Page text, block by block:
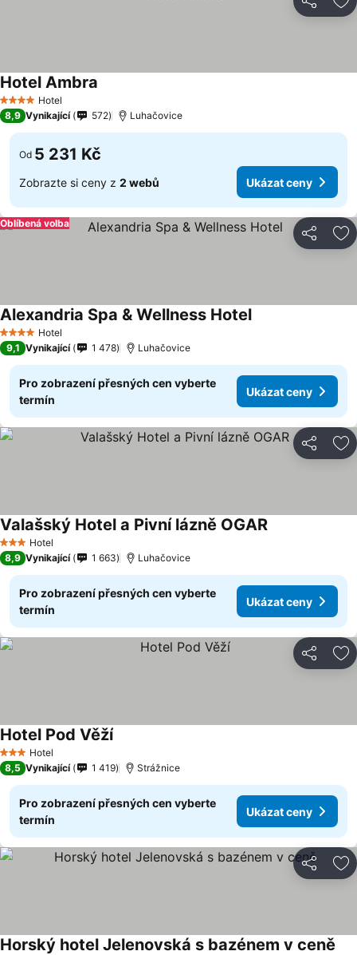
Sdílet
4 Počet hvězdiček
Hotel
Hotel Ambra
8,9 Vynikající 572 Luhačovice
Od 5 231 Kč
Zobrazte si ceny z 2 webů Ukázat ceny
Sdílet
Oblíbená volba
4 Počet hvězdiček
Hotel
Alexandria Spa & Wellness Hotel
9,1 Vynikající 1 478 Luhačovice
Pro zobrazení přesných cen vyberte
termín
Ukázat ceny
Sdílet
3 Počet hvězdiček
Hotel
Valašský Hotel a Pivní lázně OGAR
8,9 Vynikající 1 663 Luhačovice
Pro zobrazení přesných cen vyberte
termín
Ukázat ceny
Sdílet
3 Počet hvězdiček
Hotel
Hotel Pod Věží
8,5 Vynikající 1 419 Strážnice
Pro zobrazení přesných cen vyberte
termín
Ukázat ceny
Sdílet
Horský hotel Jelenovská s bazénem v ceně